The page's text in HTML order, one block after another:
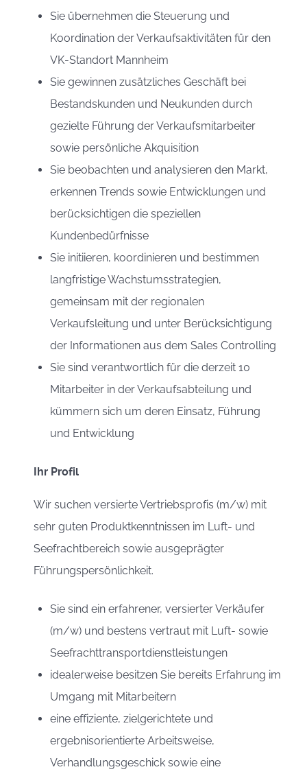
Sie übernehmen die Steuerung und
Koordination der Verkaufsaktivitäten für den
VK-Standort Mannheim
Sie gewinnen zusätzliches Geschäft bei
Bestandskunden und Neukunden durch
gezielte Führung der Verkaufsmitarbeiter
sowie persönliche Akquisition
Sie beobachten und analysieren den Markt,
erkennen Trends sowie Entwicklungen und
berücksichtigen die speziellen
Kundenbedürfnisse
Sie initiieren, koordinieren und bestimmen
langfristige Wachstumsstrategien,
gemeinsam mit der regionalen
Verkaufsleitung und unter Berücksichtigung
der Informationen aus dem Sales Controlling
Sie sind verantwortlich für die derzeit 10
Mitarbeiter in der Verkaufsabteilung und
kümmern sich um deren Einsatz, Führung
und Entwicklung
Ihr Profil
Wir suchen versierte Vertriebsprofis (m/w) mit
sehr guten Produktkenntnissen im Luft- und
Seefrachtbereich sowie ausgeprägter
Führungspersönlichkeit.
Sie sind ein erfahrener, versierter Verkäufer
(m/w) und bestens vertraut mit Luft- sowie
Seefrachttransportdienstleistungen
idealerweise besitzen Sie bereits Erfahrung im
Umgang mit Mitarbeitern
eine effiziente, zielgerichtete und
ergebnisorientierte Arbeitsweise,
Verhandlungsgeschick sowie eine